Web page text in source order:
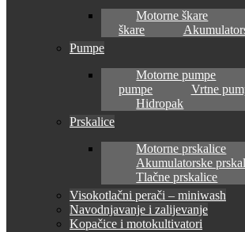
Motorne škare
škare
Pumpe
Motorne pumpe
pumpe
Vrtne
Hidropak
Prskalice
Motorne prskalice
Akumulatorske
Tlačne prskalice
Visokotlačni perači – miniwash
Navodnjavanje i zalijevanje
Kopačice i motokultivatori